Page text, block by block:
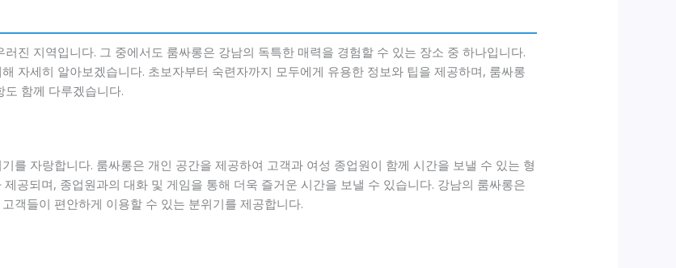
진 지역입니다. 그 중에서도 룸싸롱은 강남의 독특한 매력을 경험할 수 있는 장소 중 하나입니다.
자세히 알아보겠습니다. 초보자부터 숙련자까지 모두에게 유용한 정보와 팁을 제공하며, 룸싸롱
함께 다루겠습니다.
를 자랑합니다. 룸싸롱은 개인 공간을 제공하여 고객과 여성 종업원이 함께 시간을 보낼 수 있는 형
공되며, 종업원과의 대화 및 게임을 통해 더욱 즐거운 시간을 보낼 수 있습니다. 강남의 룸싸롱은
객들이 편안하게 이용할 수 있는 분위기를 제공합니다.